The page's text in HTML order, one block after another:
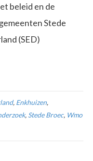
beleid en de
Stede
(SED)
, Enkhuizen,
, Stede Broec, Wmo